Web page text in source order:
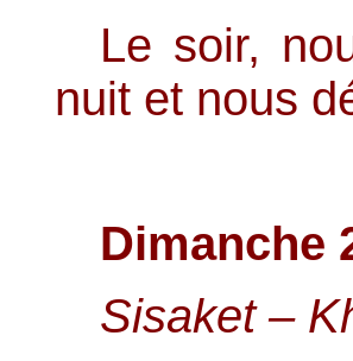
Le soir,
nuit et nous
Dimanche
Sisaket –